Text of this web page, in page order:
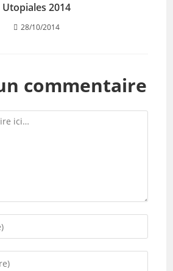
Utopiales 2014
28/10/2014
commentaire